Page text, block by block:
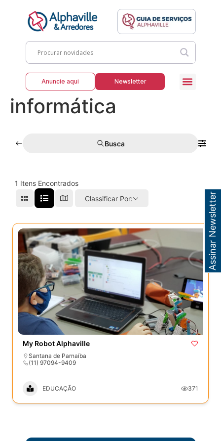
Anuncie aqui Newsletter
informática
Busca
1 Itens Encontrados
Classificar Por:
My Robot Alphaville
Santana de Parnaíba
(11) 97094-9409
EDUCAÇÃO 371
Assinar Newsletter